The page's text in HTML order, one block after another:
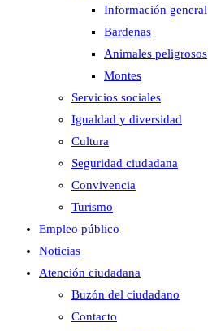
Información general
Bardenas
Animales peligrosos
Montes
Servicios sociales
Igualdad y diversidad
Cultura
Seguridad ciudadana
Convivencia
Turismo
Empleo público
Noticias
Atención ciudadana
Buzón del ciudadano
Contacto